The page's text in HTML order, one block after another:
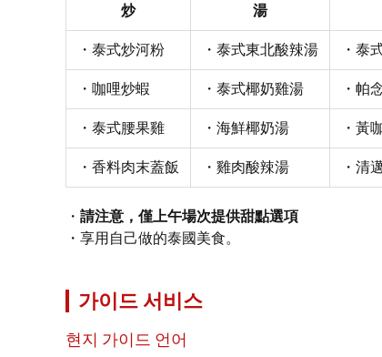
炒 湯
・泰式炒河粉 ・泰式東北酸辣湯 ・泰
・咖哩炒蝦 ・泰式椰奶雞湯 ・帕
・泰式腰果雞 ・海鮮椰奶湯 ・黃
・香料肉末蓋飯 ・雞肉酸辣湯 ・清
請注意，僅上午場次提供甜點選項
享用自己做的泰國美食。
가이드 서비스
현지 가이드 언어